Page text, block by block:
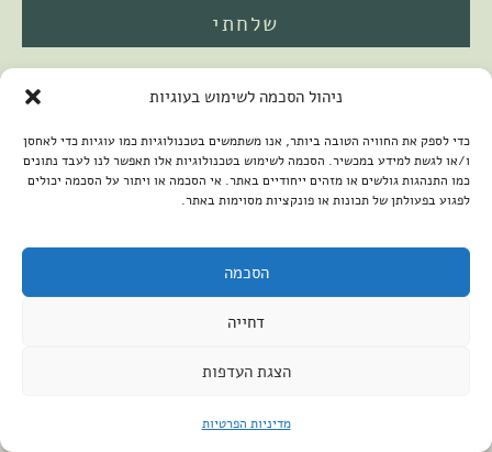
ניהול הסכמה לשימוש בעוגיות
כדי לספק את החוויה הטובה ביותר, אנו משתמשים בטכנולוגיות כמו עוגיות כדי לאחסן
ו/או לגשת למידע במכשיר. הסכמה לשימוש בטכנולוגיות אלו תאפשר לנו לעבד נתונים
כמו התנהגות גולשים או מזהים ייחודיים באתר. אי הסכמה או ויתור על הסכמה יכולים
לפגוע בפעולתן של תכונות או פונקציות מסוימות באתר.
הסכמה
דחייה
הצגת העדפות
מדיניות הפרטיות
שלחתי
2026 © כל הזכויות שמורות למיכל שמיר
הצהרת נגישות